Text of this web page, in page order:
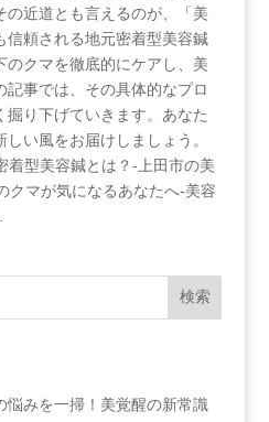
の近道とも言えるのが、「美
信頼される地元密着型美容鍼
のクマを徹底的にケアし、美
記事では、その具体的なプロ
掘り下げていきます。あなた
い風をお届けしましょう。
着型美容鍼とは？-上田市の美
クマが気になるあなたへ-美容
検索
悩みを一掃！美覚醒の新常識